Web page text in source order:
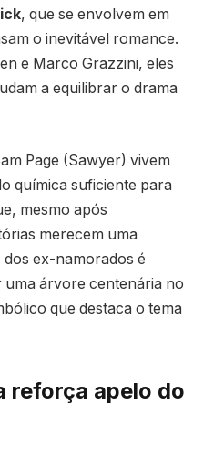
, que se envolvem em
o inevitável romance.
e Marco Grazzini, eles
a equilibrar o drama
Page (Sawyer) vivem
química suficiente para
mesmo após
merecem uma
ex-namorados é
árvore centenária no
que destaca o tema
reforça apelo do